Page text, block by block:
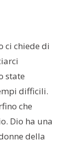
ci chiede di
state
difficili.
che
Dio ha una
della